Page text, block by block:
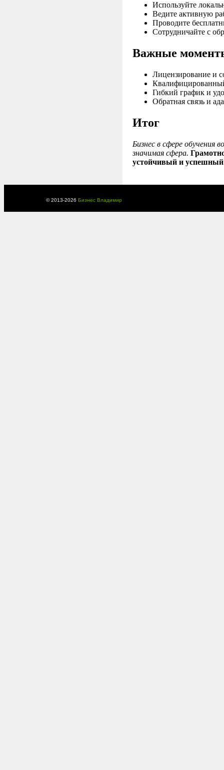
Используйте
Ведите активную
Проводите
Сотрудничайте с
Важные
Лицензирование и
Гибкий график и
Обратная связь и
Итог
Бизнес в сфере обучения
значимая сфера.
устойчивый и успешный
© 2013-2026 Бизнес Владимир